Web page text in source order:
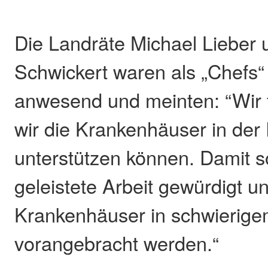
Die Landräte Michael Lieber
Schwickert waren als
anwesend und meinten:
wir die Krankenhäuser in der
unterstützen können. Damit
geleistete Arbeit gewürdigt
Krankenhäuser in
vorangebracht werden.“